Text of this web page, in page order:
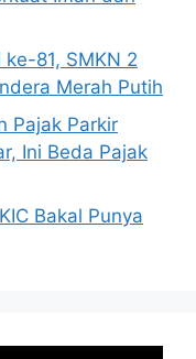
81, SMKN 2
Merah Putih
Pajak Parkir
Ini Beda Pajak
Bakal Punya